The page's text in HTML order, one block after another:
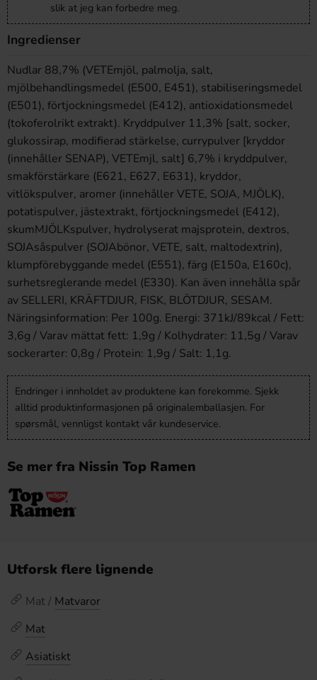
slik at jeg kan forbedre meg.
Ingredienser
Nudlar 88,7% (VETEmjöl, palmolja, salt,
mjölbehandlingsmedel (E500, E451), stabiliseringsmedel
(E501), förtjockningsmedel (E412), antioxidationsmedel
(tokoferolrikt extrakt). Kryddpulver 11,3% [salt, socker,
glukossirap, modifierad stärkelse, currypulver [kryddor
(innehåller SENAP), VETEmjl, salt] 6,7% i kryddpulver,
smakförstärkare (E621, E627, E631), kryddor,
vitlökspulver, aromer (innehåller VETE, SOJA, MJÖLK),
potatispulver, jästextrakt, förtjockningsmedel (E412),
skumMJÖLKspulver, hydrolyserat majsprotein, dextros,
SOJAsåspulver (SOJAbönor, VETE, salt, maltodextrin),
klumpförebyggande medel (E551), färg (E150a, E160c),
surhetsreglerande medel (E330). Kan även innehålla spår
av SELLERI, KRÄFTDJUR, FISK, BLÖTDJUR, SESAM.
Näringsinformation: Per 100g. Energi: 371kJ/89kcal / Fett:
3,6g / Varav mättat fett: 1,9g / Kolhydrater: 11,5g / Varav
sockerarter: 0,8g / Protein: 1,9g / Salt: 1,1g.
Endringer i innholdet av produktene kan forekomme. Sjekk
alltid produktinformasjonen på originalemballasjen. For
spørsmål, vennligst kontakt vår kundeservice.
Se mer fra Nissin Top Ramen
Utforsk flere lignende
Mat / Matvaror
Mat
Asiatiskt